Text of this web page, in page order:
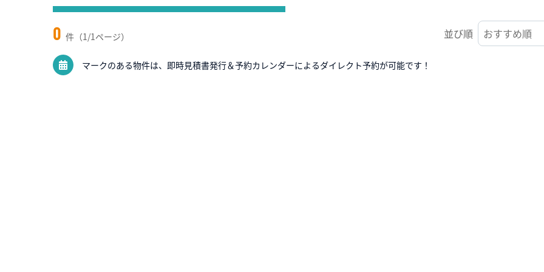
0 件（1/1ページ） 並び順
マークのある物件は、即時見積書発行＆予約カレンダーによるダイレクト予約が可能です！